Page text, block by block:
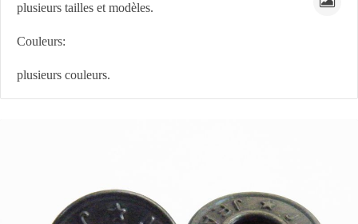
plusieurs tailles et modèles.
Couleurs:
plusieurs couleurs.